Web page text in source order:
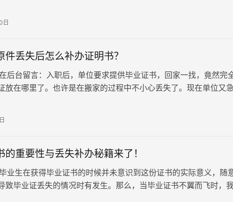
善所导致。当毕业证或学位证遗失后，我们该如何处理呢？
日
件丢失后怎么补办证明书？
台留言：入职后，单位要求提供毕业证书，回家一找，竟然完
放在哪里了。也许是在搬家的过程中不小心丢失了。现在单位又
的重要性与丢失补办秘籍来了！
生在获得毕业证书的时候并未意识到这份证书的实际意义，随
致毕业证丢失的情况时有发生。那么，当毕业证书不翼而飞时，